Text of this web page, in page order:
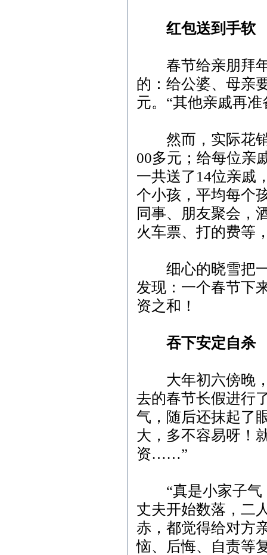
红包送到手软
春节给亲朋拜年
的：给公婆、母亲
元。“其他亲戚再
然而，实际花销
00多元；给每位亲
一共送了14位亲戚
个小孩，平均每个
同事、朋友聚会，
火车票、打的费
细心的晓雪把一
发现：一个春节下
资之和！
吞下安定自杀
大年初六傍晚，
去的春节长假进行
气，随后还抹起了
大，多不容易呀！
资……”
“真是小家子气
丈夫开始数落，二
赤，都觉得给对方
恼、后悔、自责等